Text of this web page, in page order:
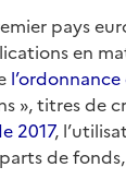
pays
en
l’ordonnance
», titres de
2017,
de